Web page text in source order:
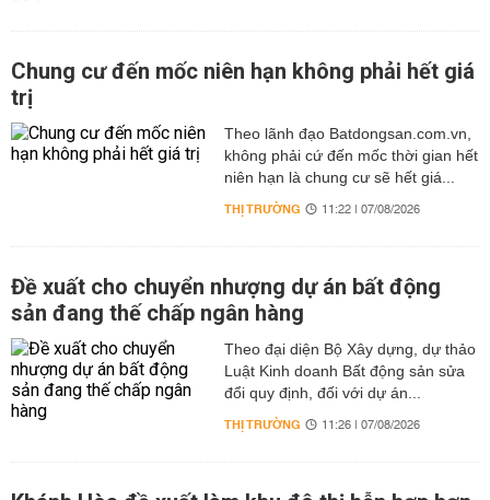
Chung cư đến mốc niên hạn không phải hết giá
trị
Theo lãnh đạo Batdongsan.com.vn,
không phải cứ đến mốc thời gian hết
niên hạn là chung cư sẽ hết giá...
THỊ TRƯỜNG 11:22 | 07/08/2026
Đề xuất cho chuyển nhượng dự án bất động
sản đang thế chấp ngân hàng
Theo đại diện Bộ Xây dựng, dự thảo
Luật Kinh doanh Bất động sản sửa
đổi quy định, đối với dự án...
THỊ TRƯỜNG 11:26 | 07/08/2026